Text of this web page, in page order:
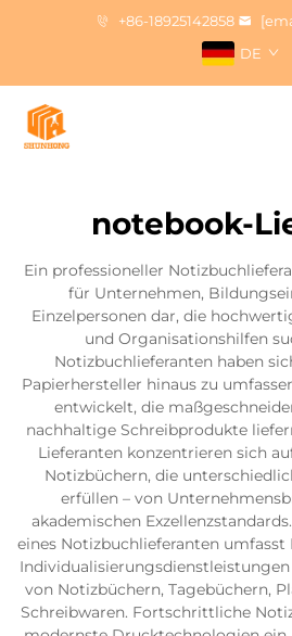
+86-18925142858
DE
notebook-
Ein professioneller
für Unternehmen,
Einzelpersonen dar, die
und Organisationshilfen
Notizbuchlieferanten haben
Papierhersteller hinaus zu
entwickelt, die
nachhaltige Schreibprodukte
Lieferanten konzentrieren sich
Notizbüchern, die
erfüllen – von
akademischen
eines Notizbuchlieferanten
von Notizbüchern, Tagebüchern,
Schreibwaren. Fortschrittliche